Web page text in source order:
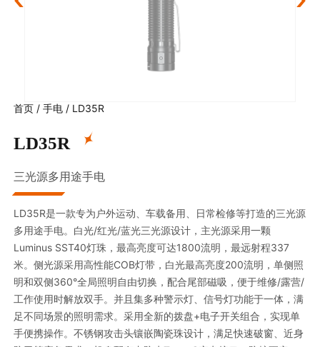
首页 /手电 / LD35R
LD35R
三光源多用途手电
LD35R是一款专为户外运动、车载备用、日常检修等打造的三光源
多用途手电。白光/红光/蓝光三光源设计，主光源采用一颗
Luminus SST40灯珠，最高亮度可达1800流明，最远射程337
米。侧光源采用高性能COB灯带，白光最高亮度200流明，单侧照
明和双侧360°全局照明自由切换，配合尾部磁吸，便于维修/露营/
工作使用时解放双手。并且集多种警示灯、信号灯功能于一体，满
足不同场景的照明需求。采用全新的拨盘+电子开关组合，实现单
手便携操作。不锈钢攻击头镶嵌陶瓷珠设计，满足快速破窗、近身